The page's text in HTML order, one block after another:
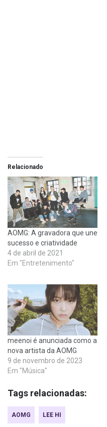
Relacionado
AOMG: A gravadora que une
sucesso e criatividade
4 de abril de 2021
Em "Entretenimento"
meenoi é anunciada como a
nova artista da AOMG
9 de novembro de 2023
Em "Música"
Tags relacionadas:
AOMG LEE HI